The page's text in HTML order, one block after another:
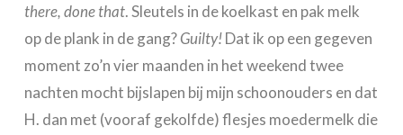
there, done that. Sleutels in de koelkast en pak melk
op de plank in de gang?Guilty!Dat ik op een gegeven
moment zo’n vier maanden in het weekend twee
nachten mocht bijslapen bij mijn schoonouders en dat
H. dan met (vooraf gekolfde) flesjes moedermelk die